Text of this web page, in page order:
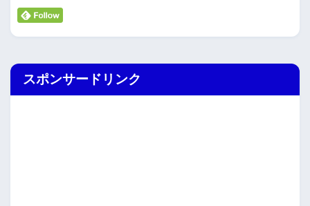
スポンサードリンク